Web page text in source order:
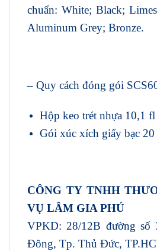
chuẩn: White; Black;
Aluminum Grey; Bronze.
– Quy cách đóng gói
Hộp keo trét nhựa 10,1
Gói xúc xích giấy bạc
CÔNG TY TNHH
VỤ LÂM GIA PHÚ
VPKD: 28/12B đường số
Đông, Tp. Thủ Đức,